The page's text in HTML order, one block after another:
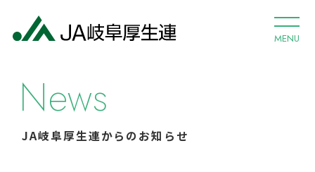
News
JA岐阜厚生連からのお知らせ
MENU